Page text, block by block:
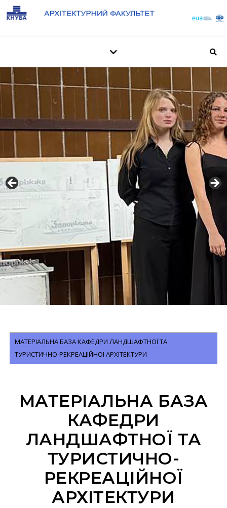
МАТЕРІАЛЬНА БАЗА КАФЕДРИ ЛАНДШАФТНОЇ ТА
ТУРИСТИЧНО-РЕКРЕАЦІЙНОЇ АРХІТЕКТУРИ
МАТЕРІАЛЬНА БАЗА
КАФЕДРИ
ЛАНДШАФТНОЇ ТА
ТУРИСТИЧНО-
РЕКРЕАЦІЙНОЇ
АРХІТЕКТУРИ